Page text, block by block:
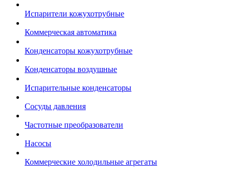
Испарители кожухотрубные
Коммерческая автоматика
Конденсаторы кожухотрубные
Конденсаторы воздушные
Испарительные конденсаторы
Сосуды давления
Частотные преобразователи
Насосы
Коммерческие холодильные агрегаты